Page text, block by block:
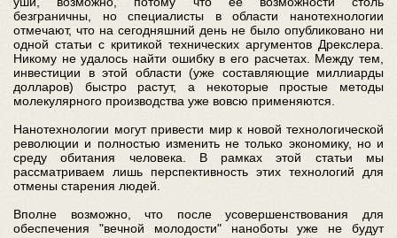
безграничны, но специалисты в области нанотехнологии
отмечают, что на сегодняшний день не было опубликовано ни
одной статьи с критикой технических аргументов Дрекслера.
Никому не удалось найти ошибку в его расчетах. Между тем,
инвестиции в этой области (уже составляющие миллиарды
долларов) быстро растут, а некоторые простые методы
молекулярного производства уже вовсю применяются.
Нанотехнологии могут привести мир к новой технологической
революции и полностью изменить не только экономику, но и
среду обитания человека. В рамках этой статьи мы
рассматриваем лишь перспективность этих технологий для
отмены старения людей.
Вполне возможно, что после усовершенствования для
обеспечения "вечной молодости" наноботы уже не будут